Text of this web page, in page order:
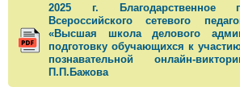
2025 г. Благодарственное
Всероссийского сетевого
«Высшая школа делового
подготовку обучающихся к
познавательной онлайн-
П.П.Бажова